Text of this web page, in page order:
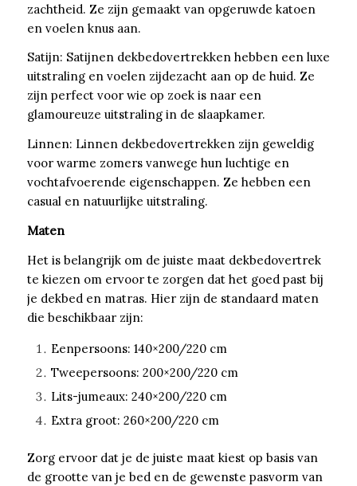
zachtheid. Ze zijn gemaakt van opgeruwde katoen
en voelen knus aan.
Satijn: Satijnen dekbedovertrekken hebben een luxe
uitstraling en voelen zijdezacht aan op de huid. Ze
zijn perfect voor wie op zoek is naar een
glamoureuze uitstraling in de slaapkamer.
Linnen: Linnen dekbedovertrekken zijn geweldig
voor warme zomers vanwege hun luchtige en
vochtafvoerende eigenschappen. Ze hebben een
casual en natuurlijke uitstraling.
Maten
Het is belangrijk om de juiste maat dekbedovertrek
te kiezen om ervoor te zorgen dat het goed past bij
je dekbed en matras. Hier zijn de standaard maten
die beschikbaar zijn:
Eenpersoons: 140×200/220 cm
Tweepersoons: 200×200/220 cm
Lits-jumeaux: 240×200/220 cm
Extra groot: 260×200/220 cm
Zorg ervoor dat je de juiste maat kiest op basis van
de grootte van je bed en de gewenste pasvorm van